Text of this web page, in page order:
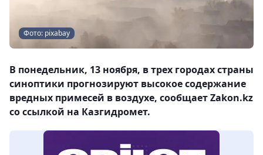
Фото: pixabay
В понедельник, 13 ноября, в трех городах страны
синоптики прогнозируют высокое содержание
вредных примесей в воздухе, сообщает Zakon.kz
со ссылкой на Казгидромет.